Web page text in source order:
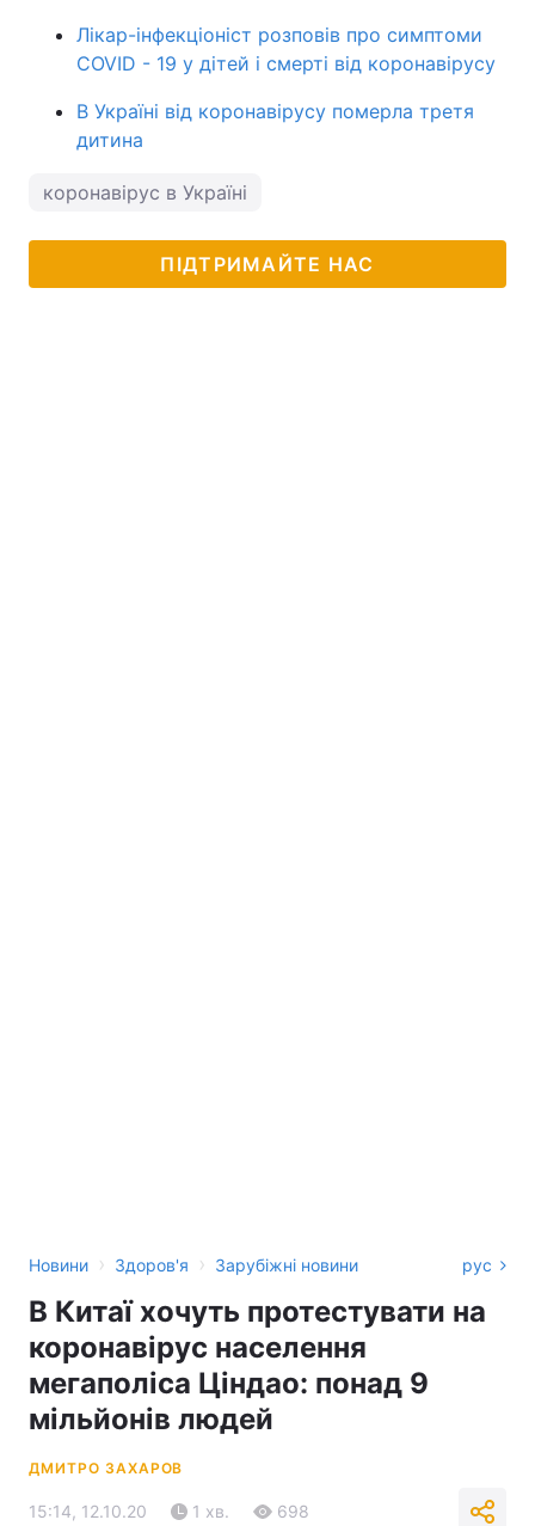
Лікар-інфекціоніст розповів про симптоми
COVID - 19 у дітей і смерті від коронавірусу
В Україні від коронавірусу померла третя
дитина
коронавірус в Україні
ПІДТРИМАЙТЕ НАС
Новини › Здоров'я › Зарубіжні новини рус
В Китаї хочуть протестувати на
коронавірус населення
мегаполіса Ціндао: понад 9
мільйонів людей
ДМИТРО ЗАХАРОВ
15:14, 12.10.20 1 хв. 698